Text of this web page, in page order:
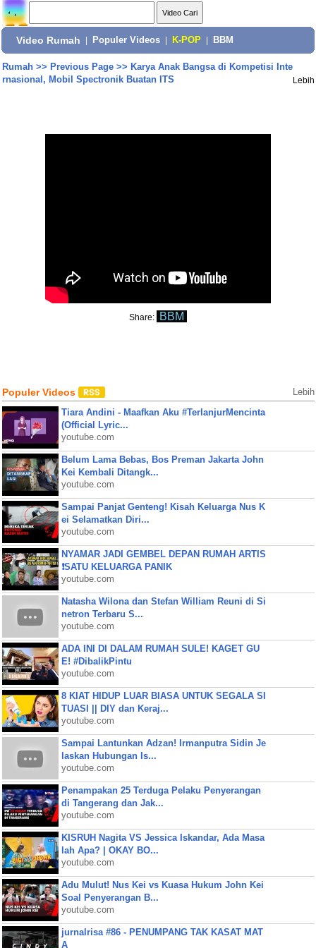
Video Rumah Populer Videos K-POP BBM
Rumah>> Previous Page>> Karya Anak Bangsa di Kompetisi Inte
rnasional, Mobil Spectronik Buatan ITS
Lebih
Share: BBM
Populer Videos Lebih
Tiara Andini - Maafkan Aku #TerlanjurMencinta
(Official Lyric...
youtube.com
Belum Lama Bebas, Bos Preman Jakarta John
Kei Kembali Ditangk...
youtube.com
Sampai Panjat Genteng! Kisah Keluarga Nus K
ei Selamatkan Diri...
youtube.com
NYAMAR JADI GEMBEL DEPAN RUMAH ARTIS
❗SATU KELUARGA PANIK
youtube.com
Natasha Wilona dan Stefan William Reuni di Si
netron Terbaru S...
youtube.com
ADA INI DI DALAM RUMAH SULE! KAGET GU
E! #DibalikPintu
youtube.com
8 KIAT HIDUP LUAR BIASA UNTUK SEGALA SI
TUASI || DIY dan Keraj...
youtube.com
Sampai Lantunkan Adzan! Irmanputra Sidin Je
laskan Hubungan Is...
youtube.com
Penampakan 25 Terduga Pelaku Penyerangan
di Tangerang dan Jak...
youtube.com
KISRUH Nagita VS Jessica Iskandar, Ada Masa
lah Apa? | OKAY BO...
youtube.com
Adu Mulut! Nus Kei vs Kuasa Hukum John Kei
Soal Penyerangan B...
youtube.com
jurnalrisa #86 - PENUMPANG TAK KASAT MAT
A